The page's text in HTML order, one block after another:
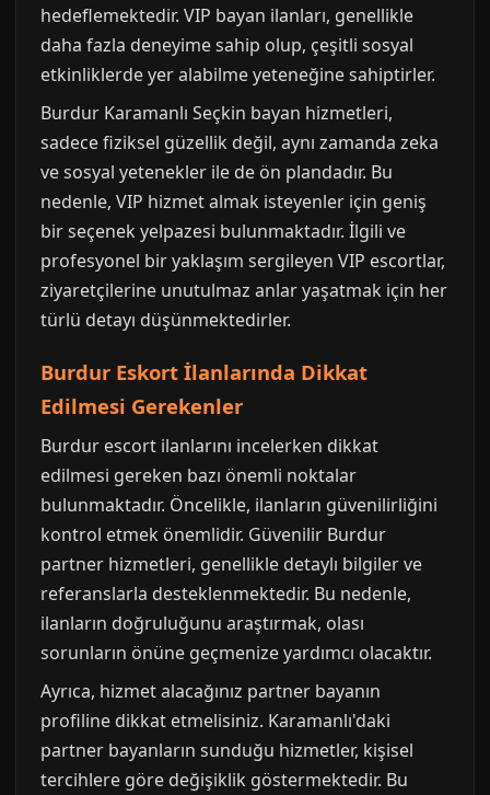
hedeflemektedir. VIP bayan ilanları, genellikle
daha fazla deneyime sahip olup, çeşitli sosyal
etkinliklerde yer alabilme yeteneğine sahiptirler.
Burdur Karamanlı Seçkin bayan hizmetleri,
sadece fiziksel güzellik değil, aynı zamanda zeka
ve sosyal yetenekler ile de ön plandadır. Bu
nedenle, VIP hizmet almak isteyenler için geniş
bir seçenek yelpazesi bulunmaktadır. İlgili ve
profesyonel bir yaklaşım sergileyen VIP escortlar,
ziyaretçilerine unutulmaz anlar yaşatmak için her
türlü detayı düşünmektedirler.
Burdur Eskort İlanlarında Dikkat
Edilmesi Gerekenler
Burdur escort ilanlarını incelerken dikkat
edilmesi gereken bazı önemli noktalar
bulunmaktadır. Öncelikle, ilanların güvenilirliğini
kontrol etmek önemlidir. Güvenilir Burdur
partner hizmetleri, genellikle detaylı bilgiler ve
referanslarla desteklenmektedir. Bu nedenle,
ilanların doğruluğunu araştırmak, olası
sorunların önüne geçmenize yardımcı olacaktır.
Ayrıca, hizmet alacağınız partner bayanın
profiline dikkat etmelisiniz. Karamanlı'daki
partner bayanların sunduğu hizmetler, kişisel
tercihlere göre değişiklik göstermektedir. Bu